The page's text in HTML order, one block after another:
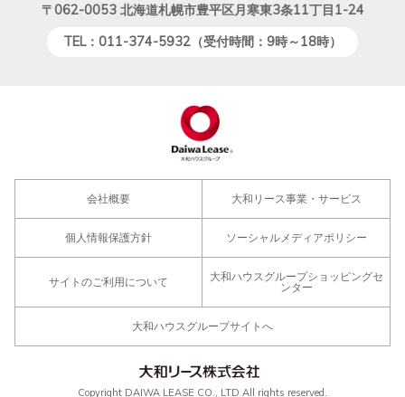
〒062-0053 北海道札幌市豊平区月寒東3条11丁目1-24
TEL：011-374-5932（受付時間：9時～18時）
会社概要 大和リース事業・サービス
個人情報保護方針 ソーシャルメディアポリシー
サイトのご利用について
大和ハウスグループショッピングセ
ンター
大和ハウスグループサイトへ
Copyright DAIWA LEASE CO., LTD All rights reserved.